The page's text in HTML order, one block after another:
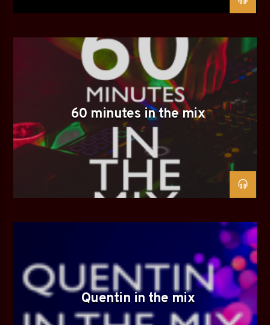
60 minutes in the mix
Quentin in the mix